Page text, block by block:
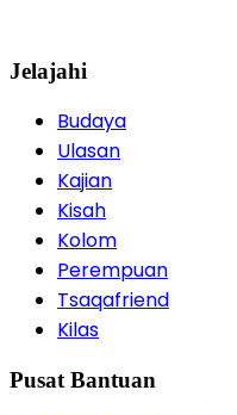
Jelajahi
Budaya
Ulasan
Kajian
Kisah
Kolom
Perempuan
Tsaqafriend
Kilas
Pusat Bantuan